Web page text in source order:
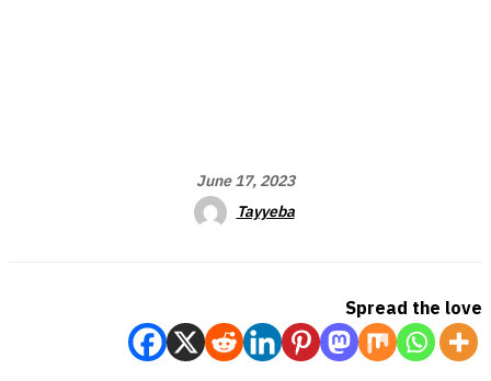
June 17, 2023
Tayyeba
Spread the love